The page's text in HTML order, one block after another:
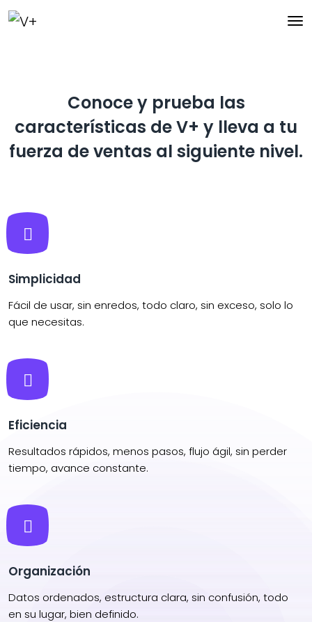
Conoce y prueba las
características de V+ y lleva a tu
fuerza de ventas al siguiente nivel.
Simplicidad
Fácil de usar, sin enredos, todo claro, sin exceso, solo lo
que necesitas.
Eficiencia
Resultados rápidos, menos pasos, flujo ágil, sin perder
tiempo, avance constante.
Organización
Datos ordenados, estructura clara, sin confusión, todo
en su lugar, bien definido.